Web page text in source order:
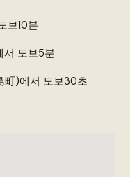
보10분
서 도보5분
町)에서 도보30초